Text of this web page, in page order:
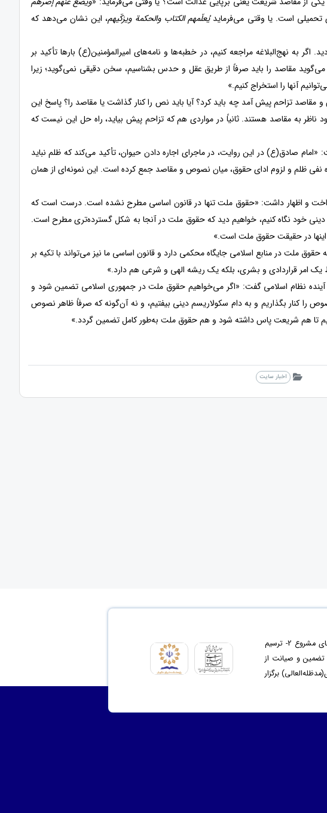
تحمیلی است. یا وقتی می‌فرمایدیُعلّمهم الکتاب والحکمة ویزکّيهم، این نشان می‌دهد که
به نهج‌البلاغه مراجعه کنیم، در خطبه‌ها و نامه‌های امیرالمؤمنین(ع) بارها تأکید بر
مقاصد را باید صرفاً از طریق عقل و حدس بشناسیم، سخن دقیقی نمی‌گوید؛ زیرا
آنها را استخراج کنیم.»
تزاحم پیش آمد چه باید کرد؟ آیا باید نص را کنار گذاشت یا مقاصد را؟ پاسخ این
به مقاصد هستند. ثانیاً در مواردی هم که تزاحم پیش بیاید، راه حل این نیست که
صادق(ع) در این روایت، در ماجرای اجاره دادن حیوان، تأکید می‌کند که ظلم نباید
ظلم و لزوم ادای حقوق، میان نصوص و مقاصد جمع کرده است. این نمونه‌ای از همان
و اظهار داشت: «حقوق ملت تنها در قانون اساسی مطرح نشده است. درست است که
خود نگاه کنیم، خواهیم دید که حقوق ملت در آنجا به شکل گسترده‌تری مطرح است.
اینها در حقیقت حقوق ملت است.»
حقوق ملت در منابع اسلامی جایگاه محکمی دارد و قانون اساسی ما نیز می‌تواند با تکیه بر
امر قراردادی و بشری، بلکه یک ریشه الهی و شرعی هم دارد.»
آینده نظام اسلامی گفت: «اگر می‌خواهیم حقوق ملت در جمهوری اسلامی تضمین شود و
را کنار بگذاریم و به دام سکولاریسم دینی بیفتیم، و نه آن‌گونه که صرفاً ظاهر نصوص
تا هم شریعت پاس داشته شود و هم حقوق ملت به‌طور کامل تضمین گردد.»
اخبار سایت
با هدف 1- بازخوانی اندیشه‌ و سیره‌ حضرت آیت الله العظمی خامنه‌ای (مدظله‌العالی) در حوزه‌ حقوق ملت و آزادی‌های مشروع 2- ترسیم
حقوق ملت و آزادی‌های مشروع مبتنی بر اندیشه حضرت آیت الله العظمی خامنه‌ای(مدظله‌العالی) 3- تضمین و صیانت از
برگزار